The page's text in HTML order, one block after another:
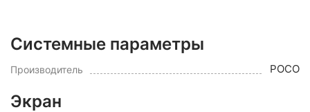
Системные параметры
Производитель POCO
Экран